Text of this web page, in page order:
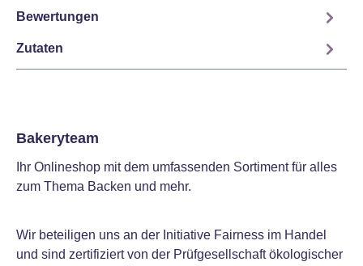
Bewertungen
Zutaten
Bakeryteam
Ihr Onlineshop mit dem umfassenden Sortiment für alles
zum Thema Backen und mehr.
Wir beteiligen uns an der Initiative Fairness im Handel
und sind zertifiziert von der Prüfgesellschaft ökologischer